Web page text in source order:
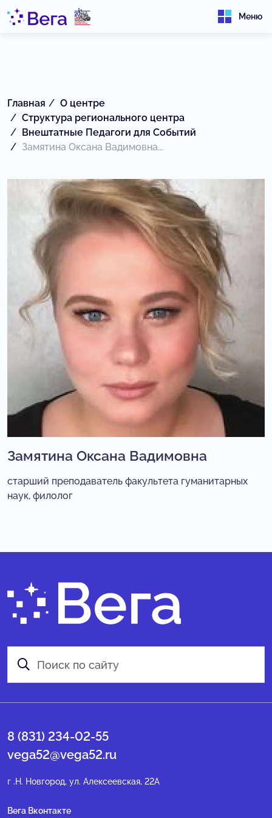
Меню
Главная
О центре
Структура регионального центра
Внештатные Педагоги для Событий
Замятина Оксана Вадимовна...
Замятина Оксана Вадимовна
старший преподаватель факультета гуманитарных
наук, филолог
8 (831) 234-02-55
vega52@vega52.ru
г .Н. Новгород, ул. Алексеевская, 22А
Вега Вконтакте